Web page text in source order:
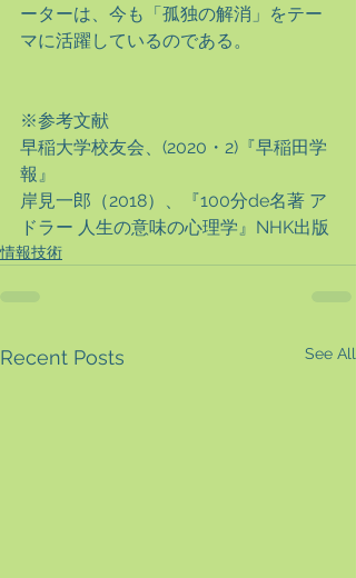
ーターは、今も「孤独の解消」をテー
マに活躍しているのである。
※参考文献
早稲大学校友会、(2020・2)『早稲田学
報』
岸見一郎（2018）、『100分de名著 ア
ドラー 人生の意味の心理学』NHK出版
情報技術
Recent Posts See All